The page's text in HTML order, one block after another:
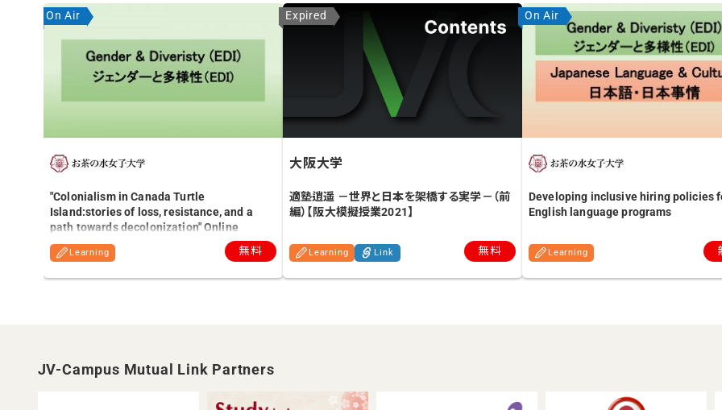
"Colonialism in Canada Turtle
Island:stories of loss, resistance, and a
path towards decolonization" Online
Lecture by Dr Lina Sunseri , Brescia
University College, CA (07/12/2023)
Learning 無料
On Air
大阪大学
適塾逍遥 －世界と日本を架橋する実学－（前
編）【阪大模擬授業2021】
Learning Link 無料
Expired
Developing inclusive hiring policies
English language programs
Learning
On Air
JV-Campus Mutual Link Partners